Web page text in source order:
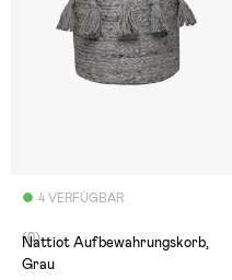
4 VERFÜGBAR
(0)
Nattiot Aufbewahrungskorb,
Grau